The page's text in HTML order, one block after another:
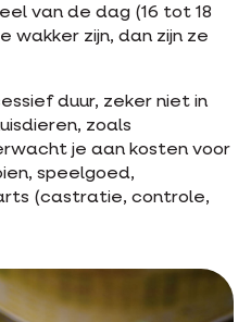
van de dag (16 tot 18
wakker zijn, dan zijn ze
duur, zeker niet in
zoals
je aan kosten voor
speelgoed,
(castratie, controle,